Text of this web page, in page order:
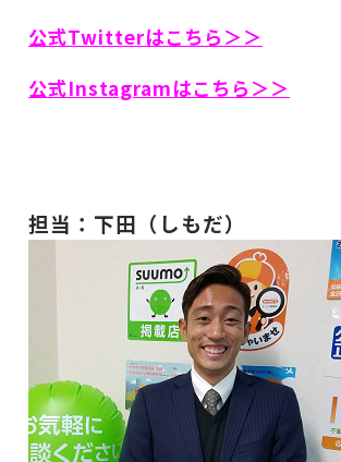
公式Twitterはこちら＞＞
公式Instagramはこちら＞＞
担当：下田（しもだ）